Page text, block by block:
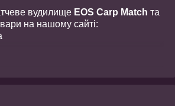
вудилище EOS Carp Match та
на нашому сайті: